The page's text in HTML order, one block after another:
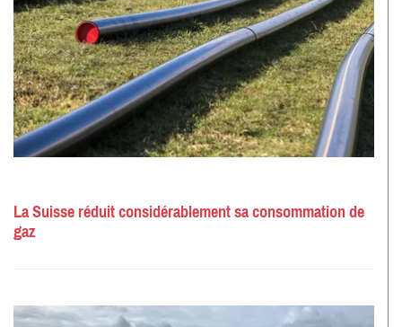
La Suisse réduit considérablement sa consommation de
gaz